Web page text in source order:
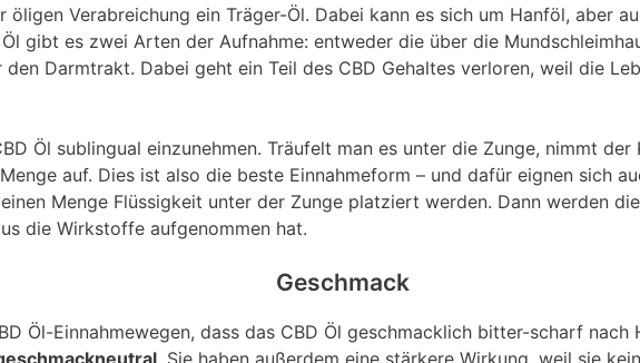
öligen Verabreichung ein Träger-Öl. Dabei kann es sich um Hanföl, aber
Öl gibt es zwei Arten der Aufnahme: entweder die über die
Darmtrakt. Dabei geht ein Teil des CBD Gehaltes verloren, weil die
Öl sublingual einzunehmen. Träufelt man es unter die Zunge, nimmt
auf. Dies ist also die beste Einnahmeform – und dafür eignen sich
Menge Flüssigkeit unter der Zunge platziert werden. Dann werden
die Wirkstoffe aufgenommen hat.
Geschmack
Öl-Einnahmewegen, dass das CBD Öl geschmacklich bitter-scharf nach
. Sie haben außerdem eine stärkere Wirkung, weil sie